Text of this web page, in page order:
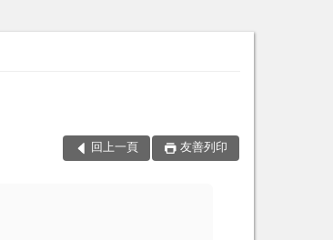
回上一頁 友善列印